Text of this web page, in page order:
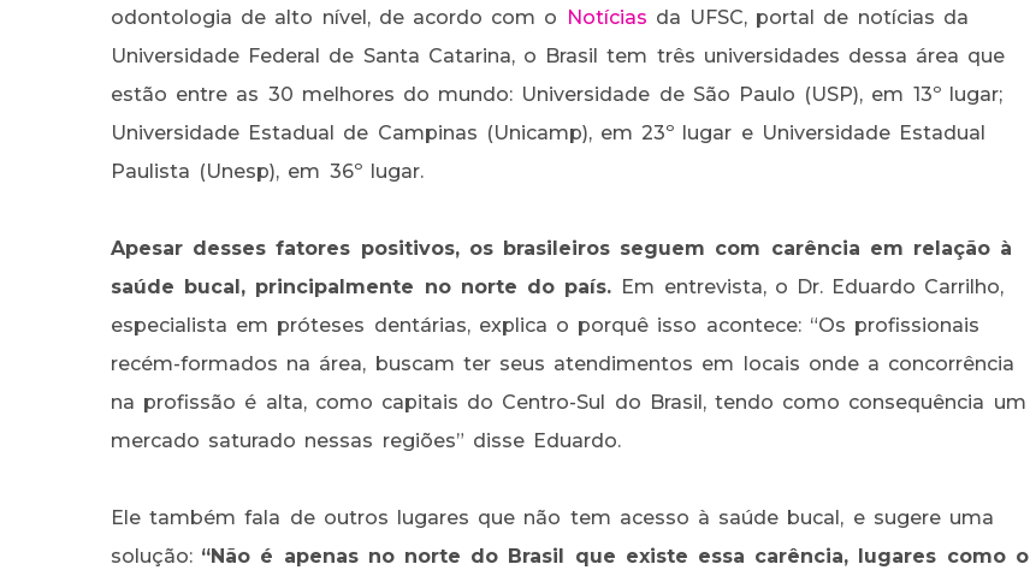
odontologia de alto nível, de acordo com o Notícias da UFSC, portal de notícias da
Universidade Federal de Santa Catarina, o Brasil tem três universidades dessa área que
estão entre as 30 melhores do mundo: Universidade de São Paulo (USP), em 13º lugar;
Universidade Estadual de Campinas (Unicamp), em 23º lugar e Universidade Estadual
Paulista (Unesp), em 36º lugar.
Apesar desses fatores positivos, os brasileiros seguem com carência em relação à
saúde bucal, principalmente no norte do país. Em entrevista, o Dr. Eduardo Carrilho,
especialista em próteses dentárias, explica o porquê isso acontece: “Os profissionais
recém-formados na área, buscam ter seus atendimentos em locais onde a concorrência
na profissão é alta, como capitais do Centro-Sul do Brasil, tendo como consequência um
mercado saturado nessas regiões” disse Eduardo.
Ele também fala de outros lugares que não tem acesso à saúde bucal, e sugere uma
solução: “Não é apenas no norte do Brasil que existe essa carência, lugares como o